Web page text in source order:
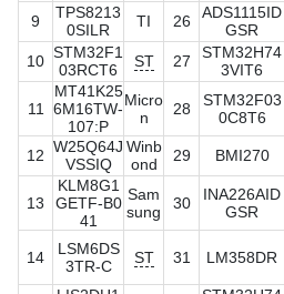
9
TPS8213
0SILR
TI 26
ADS1115ID
GSR
10 STM32F1
03RCT6
ST 27
STM32H74
3VIT6
11
MT41K25
6M16TW-
107:P
Micro
n
28
STM32F03
0C8T6
12 W25Q64J
VSSIQ
Winb
ond
29 BMI270
13
KLM8G1
GETF-B0
41
Sam
sung
30
INA226AID
GSR
14
LSM6DS
3TR-C
ST 31 LM358DR